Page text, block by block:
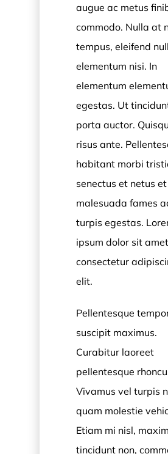
augue ac metus
commodo. Nulla at
tempus, eleifend
elementum nisi. In
elementum
egestas. Ut
porta auctor.
risus ante.
habitant morbi
senectus et netus et
malesuada fames
turpis egestas.
ipsum dolor sit
consectetur
elit.
Pellentesque
suscipit maximus.
Curabitur laoreet
pellentesque
Vivamus vel turpis
quam molestie
Etiam mi nisl,
tincidunt non,